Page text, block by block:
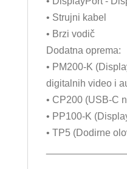
• Strujni kabel
• Brzi vodič
Dodatna oprema:
• PM200-K
digitalnih video i
• CP200 (USB-C
• PP100-K
• TP5 (Dodirne